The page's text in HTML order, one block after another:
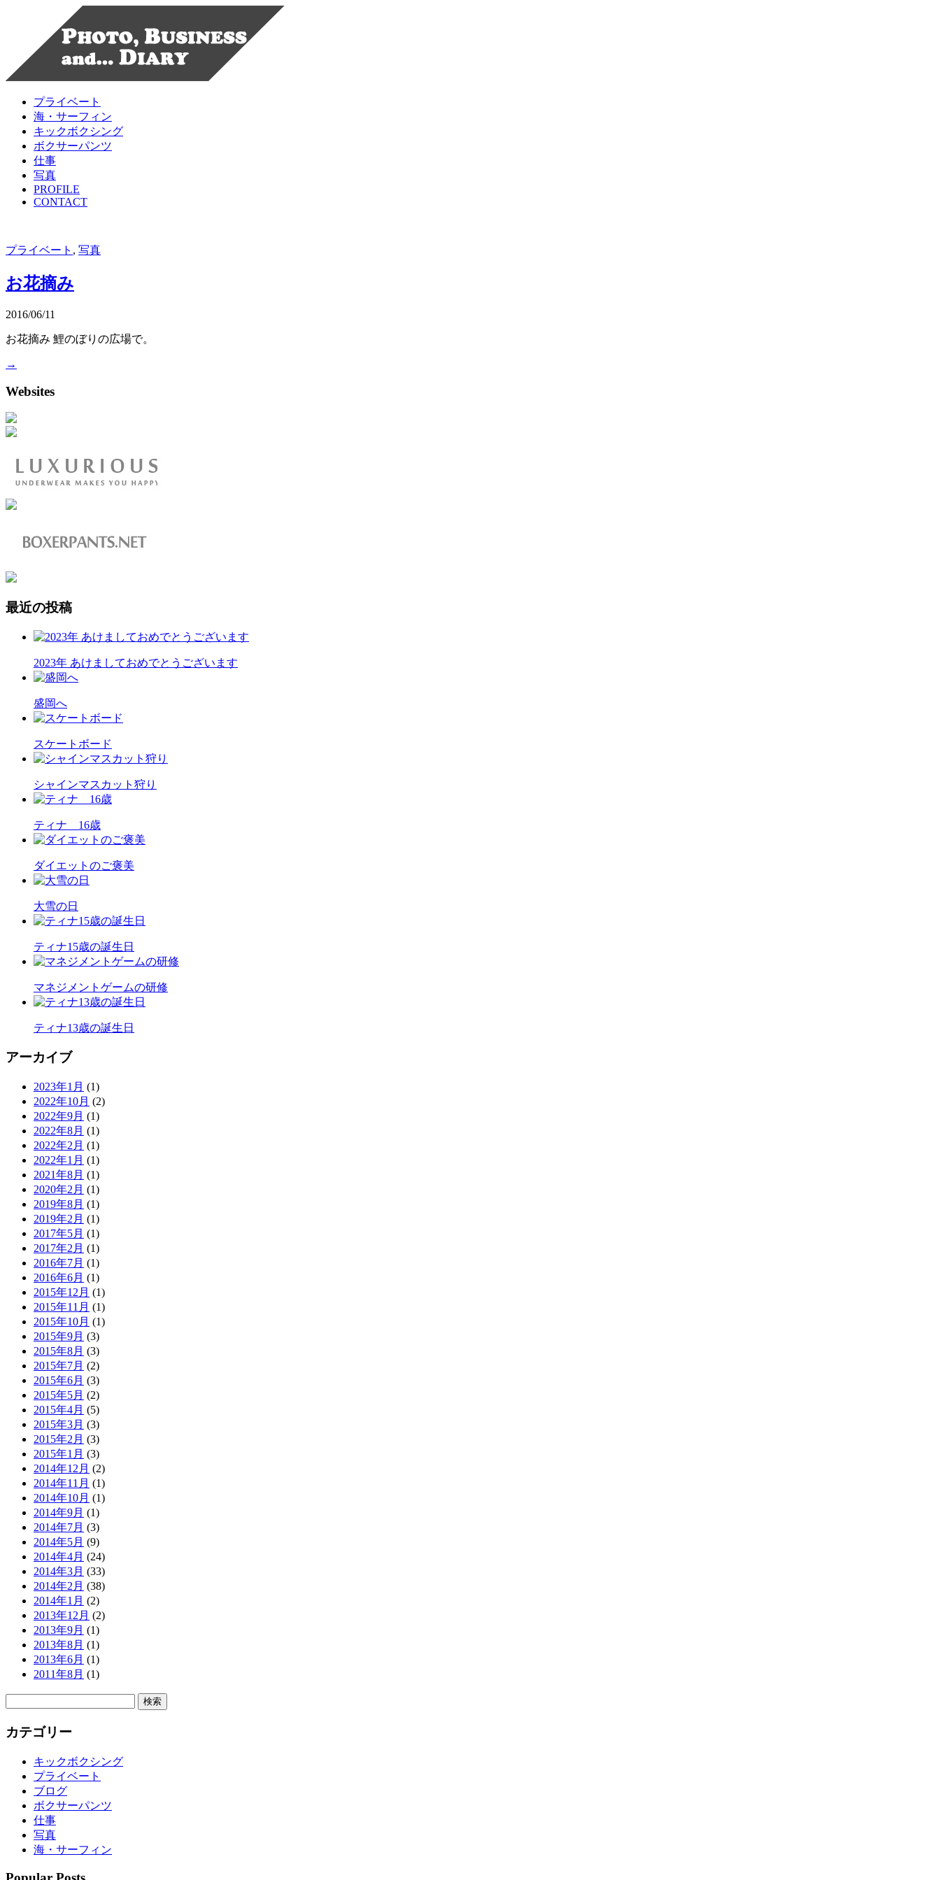
プライベート
海・サーフィン
キックボクシング
ボクサーパンツ
仕事
写真
PROFILE
CONTACT
プライベート , 写真
お花摘み
2016/06/11
お花摘み 鯉のぼりの広場で。
→
Websites
最近の投稿
2023年 あけましておめでとうございます
盛岡へ
スケートボード
シャインマスカット狩り
ティナ 16歳
ダイエットのご褒美
大雪の日
ティナ15歳の誕生日
マネジメントゲームの研修
ティナ13歳の誕生日
アーカイブ
2023年1月 (1)
2022年10月 (2)
2022年9月 (1)
2022年8月 (1)
2022年2月 (1)
2022年1月 (1)
2021年8月 (1)
2020年2月 (1)
2019年8月 (1)
2019年2月 (1)
2017年5月 (1)
2017年2月 (1)
2016年7月 (1)
2016年6月 (1)
2015年12月 (1)
2015年11月 (1)
2015年10月 (1)
2015年9月 (3)
2015年8月 (3)
2015年7月 (2)
2015年6月 (3)
2015年5月 (2)
2015年4月 (5)
2015年3月 (3)
2015年2月 (3)
2015年1月 (3)
2014年12月 (2)
2014年11月 (1)
2014年10月 (1)
2014年9月 (1)
2014年7月 (3)
2014年5月 (9)
2014年4月 (24)
2014年3月 (33)
2014年2月 (38)
2014年1月 (2)
2013年12月 (2)
2013年9月 (1)
2013年8月 (1)
2013年6月 (1)
2011年8月 (1)
カテゴリー
キックボクシング
プライベート
ブログ
ボクサーパンツ
仕事
写真
海・サーフィン